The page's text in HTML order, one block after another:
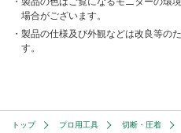
場合がございます。
製品の仕様及び外観などは改良等の
す。
トップ プロ用工具 切断・圧着